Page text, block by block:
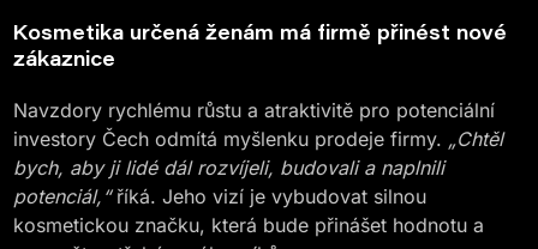
Kosmetika určená ženám má firmě přinést nové
zákaznice
Navzdory rychlému růstu a atraktivitě pro potenciální
investory Čech odmítá myšlenku prodeje firmy. „Chtěl
bych, aby ji lidé dál rozvíjeli, budovali a naplnili
potenciál,“říká. Jeho vizí je vybudovat silnou
kosmetickou značku, která bude přinášet hodnotu a